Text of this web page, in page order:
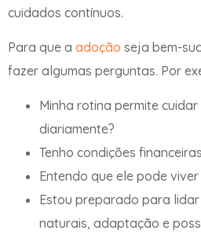
cuidados contínuos.
Para que a adoção seja bem-
fazer algumas perguntas. Por
Minha rotina permite cuidar
diariamente?
Tenho condições
Entendo que ele pode viver
Estou preparado para
naturais, adaptação e